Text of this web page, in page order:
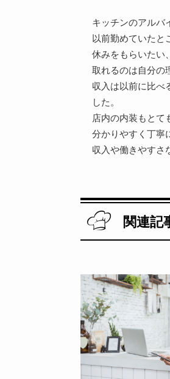
キッチンのアルバ
以前勤めていたと
休みをもらいたい
取れるのは自分の
収入は以前に比べ
した。
店内の内装もとて
分かりやすく丁寧
収入や働きやすさ
関連記